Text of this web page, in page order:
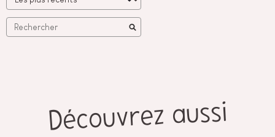
Découvrez aussi